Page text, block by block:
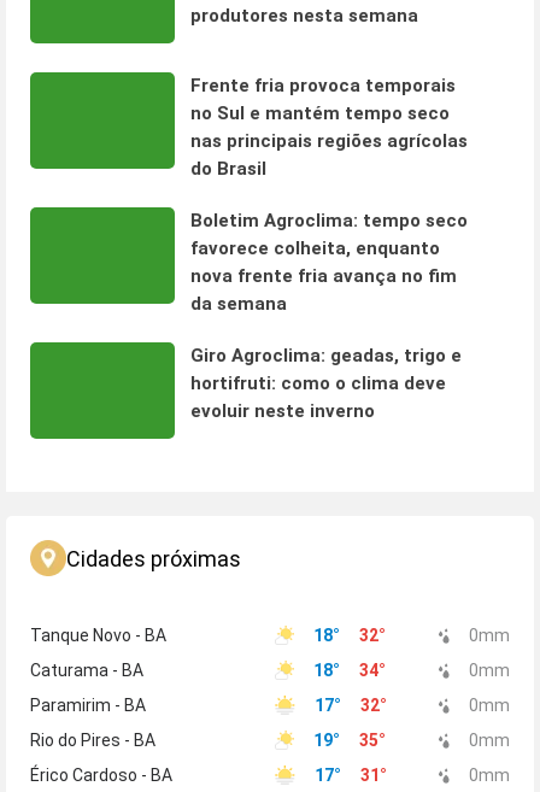
produtores nesta semana
Frente fria provoca temporais
no Sul e mantém tempo seco
nas principais regiões agrícolas
do Brasil
Boletim Agroclima: tempo seco
favorece colheita, enquanto
nova frente fria avança no fim
da semana
Giro Agroclima: geadas, trigo e
hortifruti: como o clima deve
evoluir neste inverno
Cidades próximas
Tanque Novo - BA 18° 32° 0mm
Caturama - BA
18° 34° 0mm
Paramirim - BA
17° 32° 0mm
Rio do Pires - BA
19° 35° 0mm
Érico Cardoso - BA
17° 31 ° 0mm